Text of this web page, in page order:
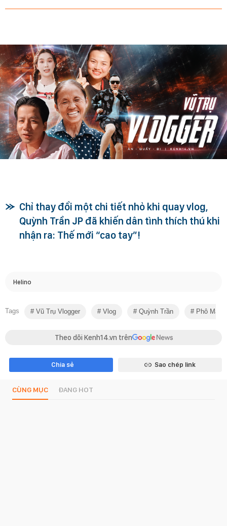
Chỉ thay đổi một chi tiết nhỏ khi quay vlog,
Quỳnh Trần JP đã khiến dân tình thích thú khi
nhận ra: Thế mới “cao tay”!
Helino
Tags Vũ Trụ Vlogger Vlog Quỳnh Trần Phô Mai
Theo dõi Kenh14.vn trên
Chia sẻ Sao chép link
CÙNG MỤC ĐANG HOT